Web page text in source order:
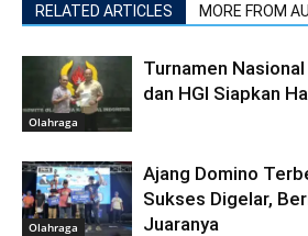
RELATED ARTICLES MORE FROM
Olahraga
Turnamen
dan HGI Siapkan
Olahraga
Ajang Domino
Sukses Digelar,
Juaranya